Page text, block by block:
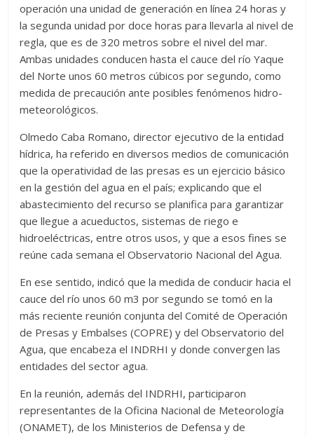
operación una unidad de generación en línea 24 horas y
la segunda unidad por doce horas para llevarla al nivel de
regla, que es de 320 metros sobre el nivel del mar.
Ambas unidades conducen hasta el cauce del río Yaque
del Norte unos 60 metros cúbicos por segundo, como
medida de precaución ante posibles fenómenos hidro-
meteorológicos.
Olmedo Caba Romano, director ejecutivo de la entidad
hídrica, ha referido en diversos medios de comunicación
que la operatividad de las presas es un ejercicio básico
en la gestión del agua en el país; explicando que el
abastecimiento del recurso se planifica para garantizar
que llegue a acueductos, sistemas de riego e
hidroeléctricas, entre otros usos, y que a esos fines se
reúne cada semana el Observatorio Nacional del Agua.
En ese sentido, indicó que la medida de conducir hacia el
cauce del río unos 60 m3 por segundo se tomó en la
más reciente reunión conjunta del Comité de Operación
de Presas y Embalses (COPRE) y del Observatorio del
Agua, que encabeza el INDRHI y donde convergen las
entidades del sector agua.
En la reunión, además del INDRHI, participaron
representantes de la Oficina Nacional de Meteorología
(ONAMET), de los Ministerios de Defensa y de